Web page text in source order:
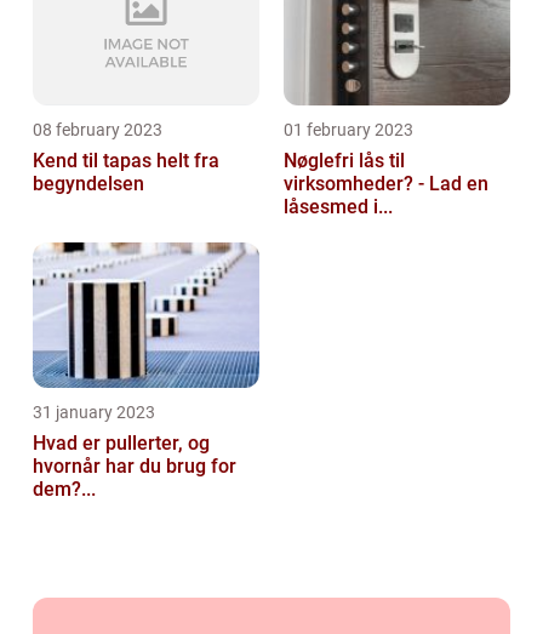
08 february 2023
Kend til tapas helt fra
begyndelsen
01 february 2023
Nøglefri lås til
virksomheder? - Lad en
låsesmed i...
31 january 2023
Hvad er pullerter, og
hvornår har du brug for
dem?...